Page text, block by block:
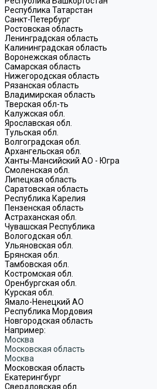
Республика Татарстан
Санкт-Петербург
Ростовская область
Ленинградская область
Калининградская область
Воронежская область
Самарская область
Нижегородская область
Рязанская область
Владимирская область
Тверская обл-ть
Калужская обл.
Ярославская обл.
Тульская обл.
Волгоградская обл.
Архангельская обл.
Ханты-Мансийский АО - Югра
Смоленская обл.
Липецкая область
Саратовская область
Республика Карелия
Пензенская область
Астраханская обл.
Чувашская Республика
Вологодская обл.
Ульяновская обл.
Брянская обл.
Тамбовская обл.
Костромская обл.
Оренбургская обл.
Курская обл.
Ямало-Ненецкий АО
Республика Мордовия
Новгородская область
Например:
Москва
Московская область
Москва
Московская область
Екатерингбург
Свердловская обл.